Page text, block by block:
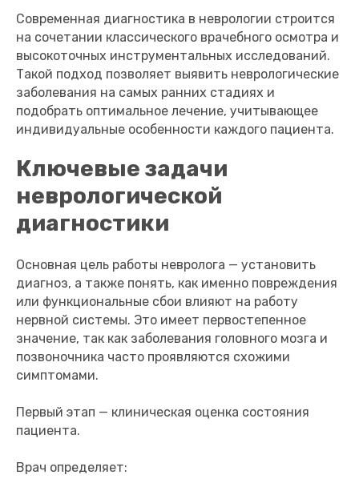
Современная диагностика в неврологии строится
на сочетании классического врачебного осмотра и
высокоточных инструментальных исследований.
Такой подход позволяет выявить неврологические
заболевания на самых ранних стадиях и
подобрать оптимальное лечение, учитывающее
индивидуальные особенности каждого пациента.
Ключевые задачи
неврологической
диагностики
Основная цель работы невролога — установить
диагноз, а также понять, как именно повреждения
или функциональные сбои влияют на работу
нервной системы. Это имеет первостепенное
значение, так как заболевания головного мозга и
позвоночника часто проявляются схожими
симптомами.
Первый этап — клиническая оценка состояния
пациента.
Врач определяет: